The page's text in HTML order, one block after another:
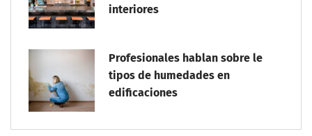
interiores
Profesionales hablan sobre le
tipos de humedades en
edificaciones